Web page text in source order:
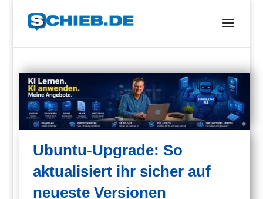
Ubuntu-Upgrade: So
aktualisiert ihr sicher auf
neueste Versionen